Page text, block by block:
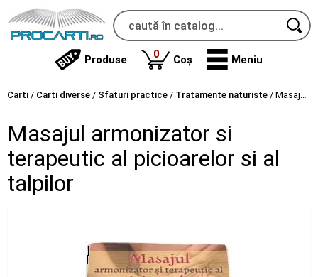
Produse 0produse
Coș Meniu
Carti / Carti diverse / Sfaturi practice / Tratamente naturiste / Masajul armonizator si terapeutic al picioarelor si al talpilor
Masajul armonizator si
terapeutic al picioarelor si al
talpilor